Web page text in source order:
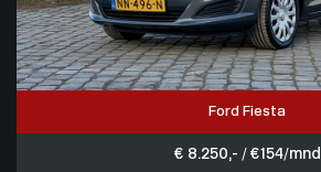
Ford Fiesta
€ 8.250,- / € 154/mnd